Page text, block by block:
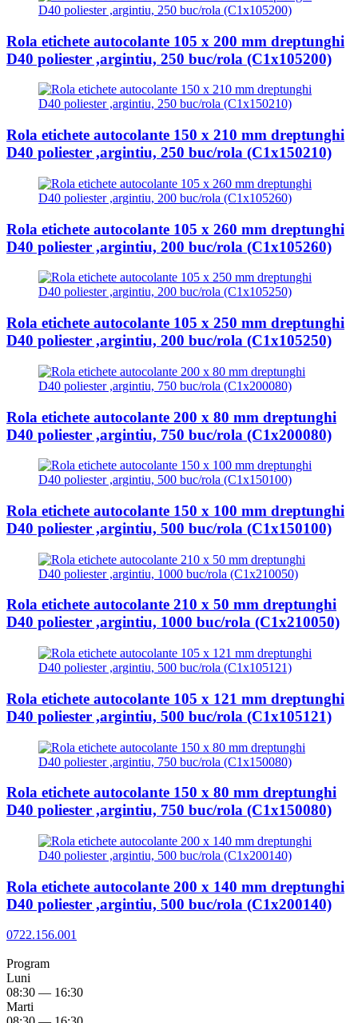
Rola etichete autocolante 105 x 200 mm dreptunghi
D40 poliester ,argintiu, 250 buc/rola (C1x105200)
Rola etichete autocolante 150 x 210 mm dreptunghi
D40 poliester ,argintiu, 250 buc/rola (C1x150210)
Rola etichete autocolante 105 x 260 mm dreptunghi
D40 poliester ,argintiu, 200 buc/rola (C1x105260)
Rola etichete autocolante 105 x 250 mm dreptunghi
D40 poliester ,argintiu, 200 buc/rola (C1x105250)
Rola etichete autocolante 200 x 80 mm dreptunghi
D40 poliester ,argintiu, 750 buc/rola (C1x200080)
Rola etichete autocolante 150 x 100 mm dreptunghi
D40 poliester ,argintiu, 500 buc/rola (C1x150100)
Rola etichete autocolante 210 x 50 mm dreptunghi
D40 poliester ,argintiu, 1000 buc/rola (C1x210050)
Rola etichete autocolante 105 x 121 mm dreptunghi
D40 poliester ,argintiu, 500 buc/rola (C1x105121)
Rola etichete autocolante 150 x 80 mm dreptunghi
D40 poliester ,argintiu, 750 buc/rola (C1x150080)
Rola etichete autocolante 200 x 140 mm dreptunghi
D40 poliester ,argintiu, 500 buc/rola (C1x200140)
0722.156.001
Program
Luni
08:30 — 16:30
Marti